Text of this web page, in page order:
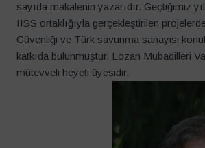
sayıda makalenin yazarıdır. Geçtiğimiz
IISS ortaklığıyla gerçekleştirilen
Güvenliği ve Türk savunma sanayisi
katkıda bulunmuştur. Lozan Mübadilleri
mütevveli heyeti üyesidir.